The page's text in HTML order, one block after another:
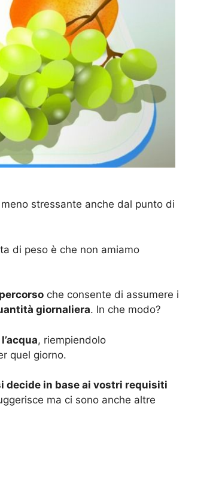
stressante anche dal punto di
di peso è che non amiamo
che consente di assumere i
giornaliera. In che modo?
, riempiendolo
quel giorno.
decide in base ai vostri requisiti
ma ci sono anche altre